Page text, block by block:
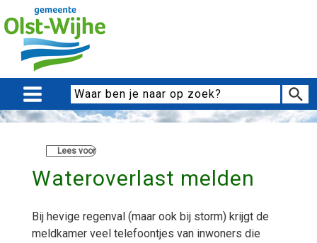
Lees voor
Wateroverlast melden
Bij hevige regenval (maar ook bij storm) krijgt de
meldkamer veel telefoontjes van inwoners die